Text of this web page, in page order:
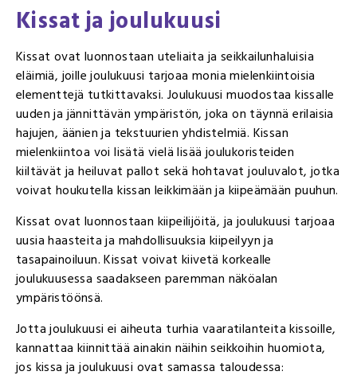
Kissat ja joulukuusi
Kissat ovat luonnostaan uteliaita ja seikkailunhaluisia
eläimiä, joille joulukuusi tarjoaa monia mielenkiintoisia
elementtejä tutkittavaksi. Joulukuusi muodostaa kissalle
uuden ja jännittävän ympäristön, joka on täynnä erilaisia
hajujen, äänien ja tekstuurien yhdistelmiä. Kissan
mielenkiintoa voi lisätä vielä lisää joulukoristeiden
kiiltävät ja heiluvat pallot sekä hohtavat jouluvalot, jotka
voivat houkutella kissan leikkimään ja kiipeämään puuhun.
Kissat ovat luonnostaan kiipeilijöitä, ja joulukuusi tarjoaa
uusia haasteita ja mahdollisuuksia kiipeilyyn ja
tasapainoiluun. Kissat voivat kiivetä korkealle
joulukuusessa saadakseen paremman näköalan
ympäristöönsä.
Jotta joulukuusi ei aiheuta turhia vaaratilanteita kissoille,
kannattaa kiinnittää ainakin näihin seikkoihin huomiota,
jos kissa ja joulukuusi ovat samassa taloudessa: